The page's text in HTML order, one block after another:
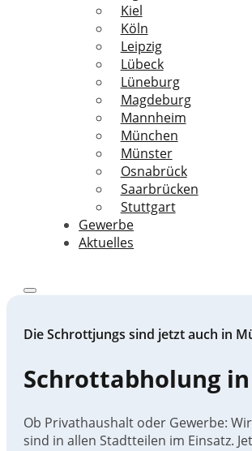
Kiel
Köln
Leipzig
Lübeck
Lüneburg
Magdeburg
Mannheim
München
Münster
Osnabrück
Saarbrücken
Stuttgart
Gewerbe
Aktuelles
Die Schrottjungs sind jetzt auch in
Schrottabholung
Ob Privathaushalt oder Gewerbe:
sind in allen Stadtteilen im Einsatz.